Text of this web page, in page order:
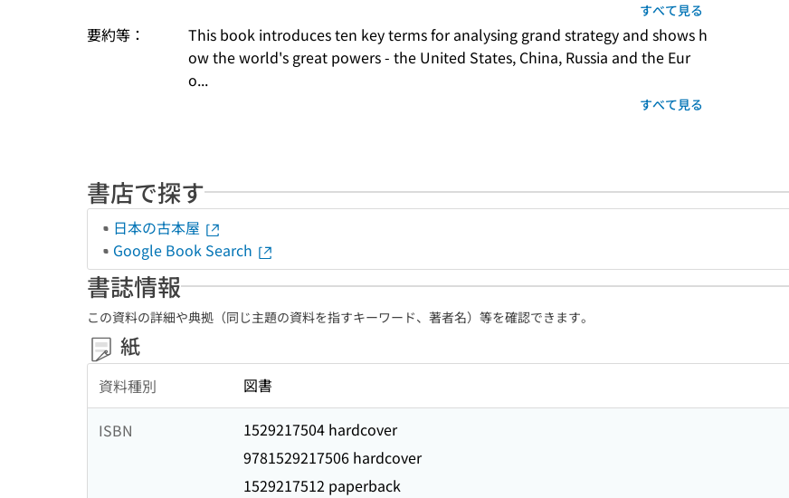
すべて見る
要約等：
This book introduces ten key terms for analysing grand strategy and shows h
ow the world's great powers - the United States, China, Russia and the Eur
o...
すべて見る
書店で探す
日本の古本屋
Google Book Search
書誌情報
この資料の詳細や典拠（同じ主題の資料を指すキーワード、著者名）等を確認できます。
紙
資料種別 図書
ISBN
1529217504 hardcover
9781529217506 hardcover
1529217512 paperback